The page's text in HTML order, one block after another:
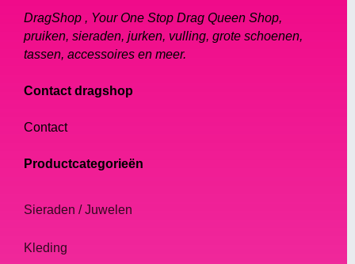
DragShop , Your One Stop Drag Queen Shop,
pruiken, sieraden, jurken, vulling, grote schoenen,
tassen, accessoires en meer.
Contact dragshop
Contact
Productcategorieën
Sieraden / Juwelen
Kleding